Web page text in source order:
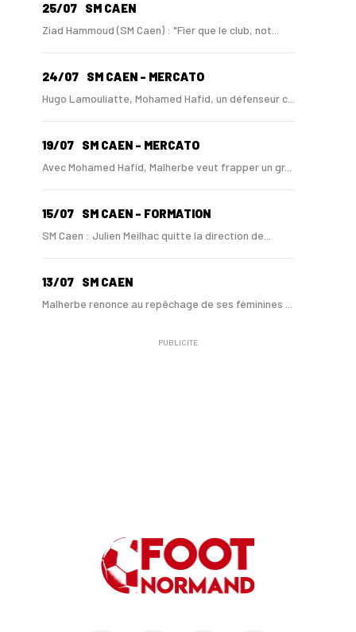
25/07 SM CAEN
Ziad Hammoud (SM Caen) : "Fier que le club, not...
24/07 SM CAEN - MERCATO
Hugo Lamouliatte, Mohamed Hafid, un défenseur c...
19/07 SM CAEN - MERCATO
Avec Mohamed Hafid, Malherbe veut frapper un gr...
15/07 SM CAEN - FORMATION
SM Caen : Julien Meilhac quitte la direction de...
13/07 SM CAEN
Malherbe renonce au repêchage de ses féminines ...
SM CAEN - MERCATO
Le Rouennais Nassim Titebah sur les tablettes d...
PUBLICITÉ